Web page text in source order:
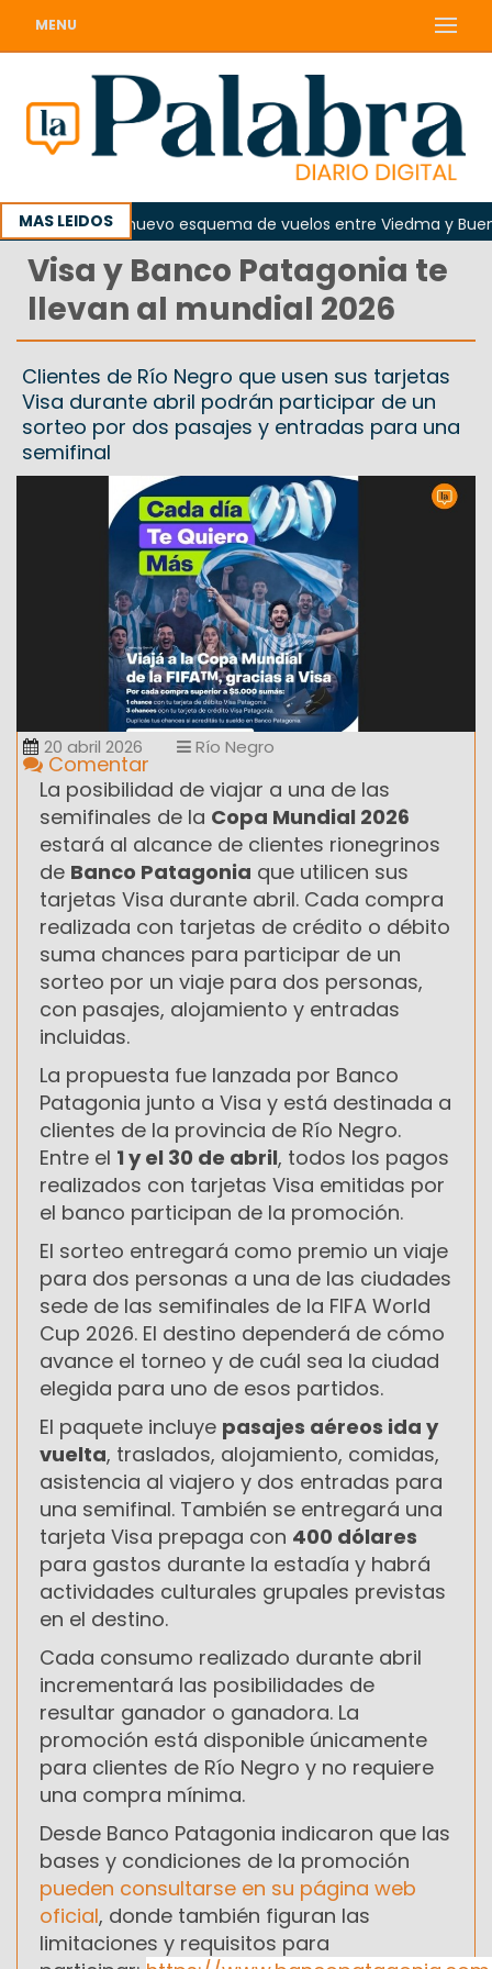
MENU
MAS LEIDOS
regirá nuevo esquema de vuelos entre Viedma y Buenos
Visa y Banco Patagonia te
llevan al mundial 2026
Clientes de Río Negro que usen sus tarjetas
Visa durante abril podrán participar de un
sorteo por dos pasajes y entradas para una
semifinal
20 abril 2026 Río Negro
Comentar
La posibilidad de viajar a una de las
semifinales de la Copa Mundial 2026
estará al alcance de clientes rionegrinos
de Banco Patagonia que utilicen sus
tarjetas Visa durante abril. Cada compra
realizada con tarjetas de crédito o débito
suma chances para participar de un
sorteo por un viaje para dos personas,
con pasajes, alojamiento y entradas
incluidas.
La propuesta fue lanzada por Banco
Patagonia junto a Visa y está destinada a
clientes de la provincia de Río Negro.
Entre el 1 y el 30 de abril, todos los pagos
realizados con tarjetas Visa emitidas por
el banco participan de la promoción.
El sorteo entregará como premio un viaje
para dos personas a una de las ciudades
sede de las semifinales de la FIFA World
Cup 2026. El destino dependerá de cómo
avance el torneo y de cuál sea la ciudad
elegida para uno de esos partidos.
El paquete incluye pasajes aéreos ida y
vuelta, traslados, alojamiento, comidas,
asistencia al viajero y dos entradas para
una semifinal. También se entregará una
tarjeta Visa prepaga con 400 dólares
para gastos durante la estadía y habrá
actividades culturales grupales previstas
en el destino.
Cada consumo realizado durante abril
incrementará las posibilidades de
resultar ganador o ganadora. La
promoción está disponible únicamente
para clientes de Río Negro y no requiere
una compra mínima.
Desde Banco Patagonia indicaron que las
bases y condiciones de la promoción
pueden consultarse en su página web
oficial, donde también figuran las
limitaciones y requisitos para